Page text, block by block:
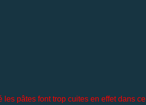
pâtes font trop cuites en effet dans ce